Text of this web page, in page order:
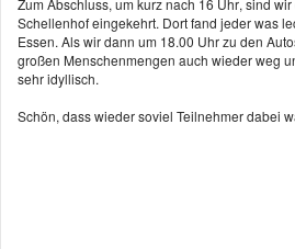
Zum Abschluss, um kurz nach 16 Uhr, sind
Schellenhof eingekehrt. Dort fand jeder was
Essen. Als wir dann um 18.00 Uhrzu den
großen Menschenmengen auch wieder weg
sehr idyllisch.
Schön, dass wieder soviel Teilnehmer dabei